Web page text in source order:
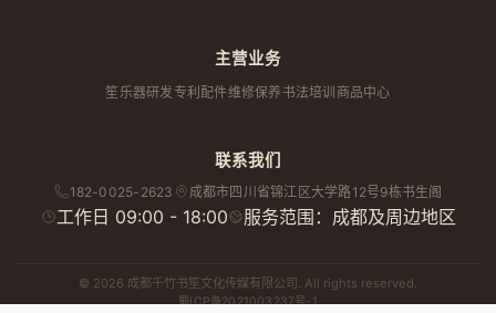
主营业务
笙乐器研发专利配件维修保养 书法培训 商品中心
联系我们
182-0025-2623 成都市四川省锦江区大学路12号9栋书生阁
工作日 09:00 - 18:00 服务范围：成都及周边地区
© 2026 成都千竹书笙文化传媒有限公司. All rights reserved.
蜀ICP备2021003237号-1